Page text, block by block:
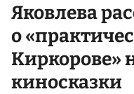
Яковлева
о
Киркорове»
киносказки